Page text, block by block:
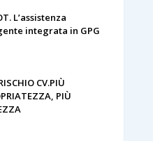
L’assistenza
integrata in GPG
CV.PIÙ
PIÙ